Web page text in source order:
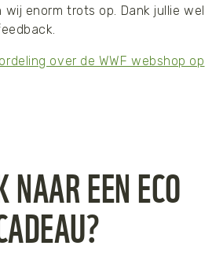
wij enorm trots op. Dank jullie wel
over de WWF webshop op
NAAR EEN ECO